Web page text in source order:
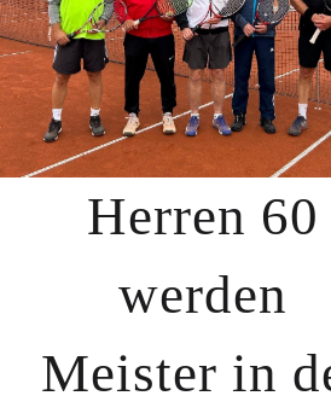
Herren 60
werden
Meister in